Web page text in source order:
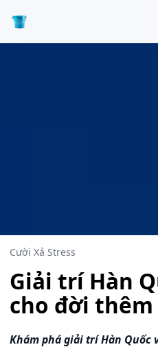
Cười Xả Stress
Giải trí Hàn
cho đời thêm
Khám phá giải trí Hàn Quốc